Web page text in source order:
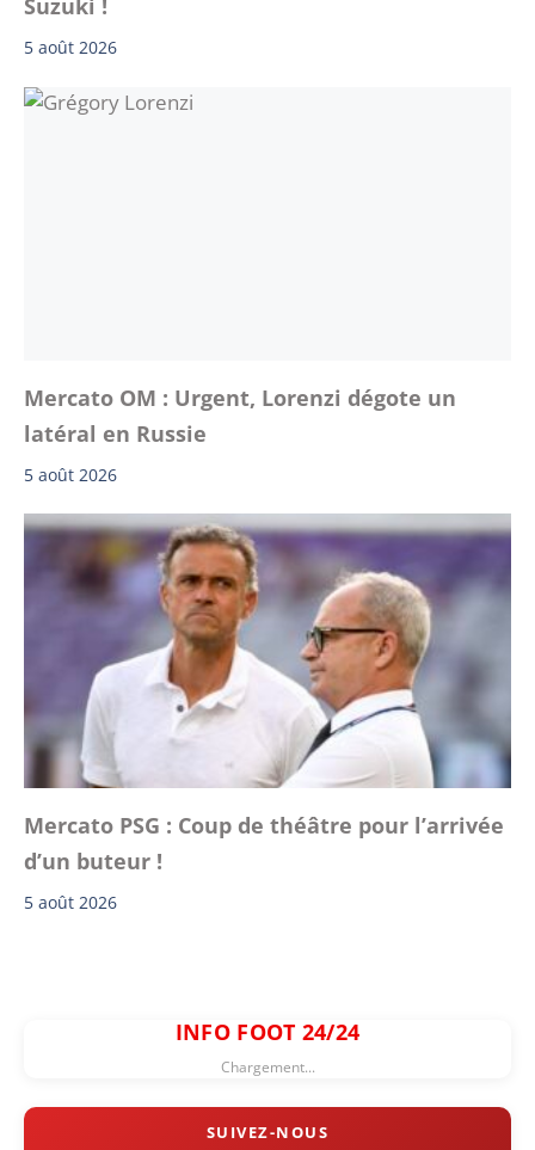
Suzuki !
5 août 2026
Mercato OM : Urgent, Lorenzi dégote un
latéral en Russie
5 août 2026
Mercato PSG : Coup de théâtre pour l’arrivée
d’un buteur !
5 août 2026
INFO FOOT 24/24
Chargement...